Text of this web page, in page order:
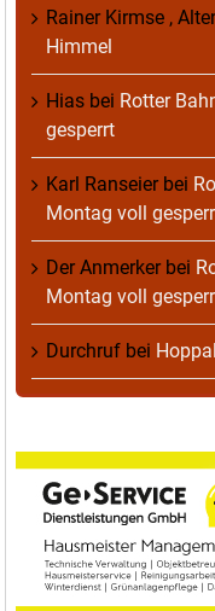
Rainer Kirmse ,
Himmel
Hias bei Rotter
gesperrt
Karl Ranseierbei
Montag voll
Der Anmerkerbei
Montag voll
Durchruf bei